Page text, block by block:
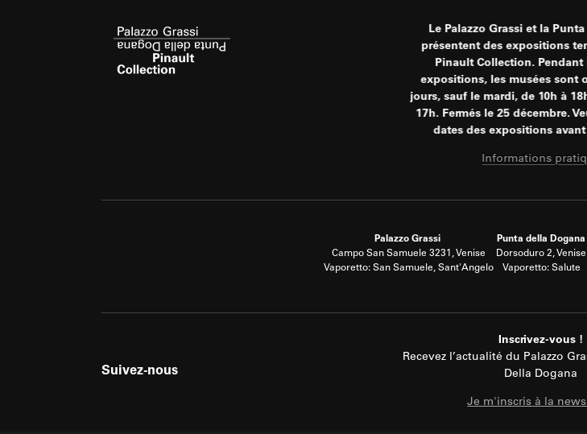
Le Palazzo Grassi et la
présentent des expositions
Pinault Collection. Pendant
expositions, les musées sont
jours, sauf le mardi, de 10h à
17h. Fermés le 25 décembre.
dates des expositions
Informations
Palazzo Grassi
Campo San Samuele 3231, Venise
Vaporetto: San Samuele, Sant'Angelo
Punta della Dogana
Dorsoduro 2, Venise
Vaporetto: Salute
Suivez-nous
Inscrivez-vous !
Recevez l’actualité du Palazzo
Della Dogana
Je m'inscris à la